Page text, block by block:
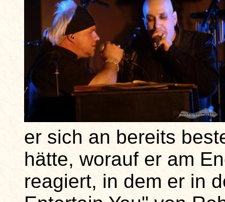
er sich an bereits
hätte, worauf er am
reagiert, in dem er in